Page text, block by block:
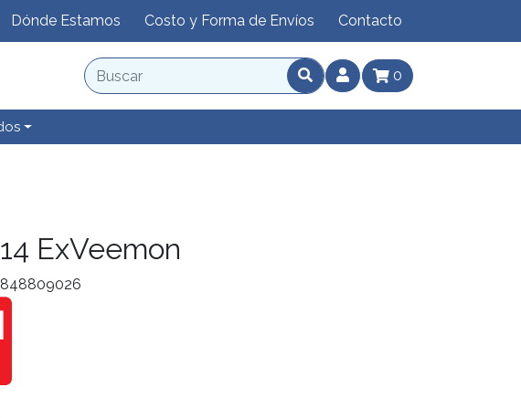
Dónde Estamos Costo y Forma de Envíos Contacto
0
ExVeemon